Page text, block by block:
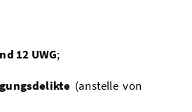
12 UWG;
(anstelle von